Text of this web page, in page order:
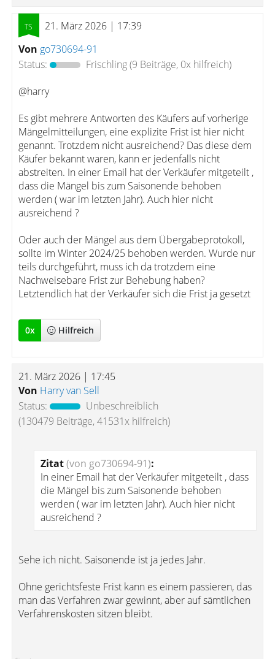
21. März 2026 | 17:39
Von go730694-91
Status:
Frischling(9 Beiträge, 0x hilfreich)
@harry
Es gibt mehrere Antworten des Käufers auf vorherige
Mängelmitteilungen, eine explizite Frist ist hier nicht
genannt. Trotzdem nicht ausreichend? Das diese dem
Käufer bekannt waren, kann er jedenfalls nicht
abstreiten. In einer Email hat der Verkäufer mitgeteilt ,
dass die Mängel bis zum Saisonende behoben
werden ( war im letzten Jahr). Auch hier nicht
ausreichend ?
Oder auch der Mängel aus dem Übergabeprotokoll,
sollte im Winter 2024/25 behoben werden. Wurde nur
teils durchgeführt, muss ich da trotzdem eine
Nachweisebare Frist zur Behebung haben?
Letztendlich hat der Verkäufer sich die Frist ja gesetzt
0x Hilfreich
21. März 2026 | 17:45
Von Harry van Sell
Status:
Unbeschreiblich
(130479 Beiträge, 41531x hilfreich)
Zitat(von go730694-91):
In einer Email hat der Verkäufer mitgeteilt , dass
die Mängel bis zum Saisonende behoben
werden ( war im letzten Jahr). Auch hier nicht
ausreichend ?
Sehe ich nicht. Saisonende ist ja jedes Jahr.
Ohne gerichtsfeste Frist kann es einem passieren, das
man das Verfahren zwar gewinnt, aber auf sämtlichen
Verfahrenskosten sitzen bleibt.